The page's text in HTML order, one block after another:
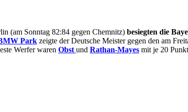
(am Sonntag 82:84 gegen Chemnitz) besiegten die
Park zeigte der Deutsche Meister gegen den am
Werfer waren Obst und Rathan-Mayes mit je 20